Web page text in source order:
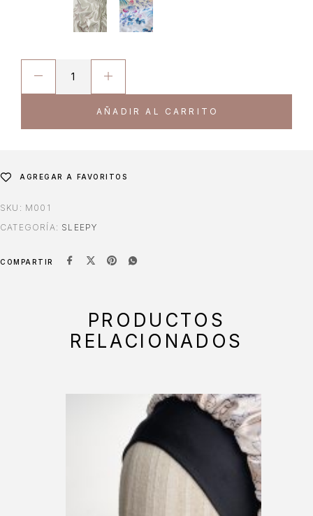
AÑADIR AL CARRITO
AGREGAR A FAVORITOS
SKU: M001
CATEGORÍA: SLEEPY
COMPARTIR
PRODUCTOS
RELACIONADOS